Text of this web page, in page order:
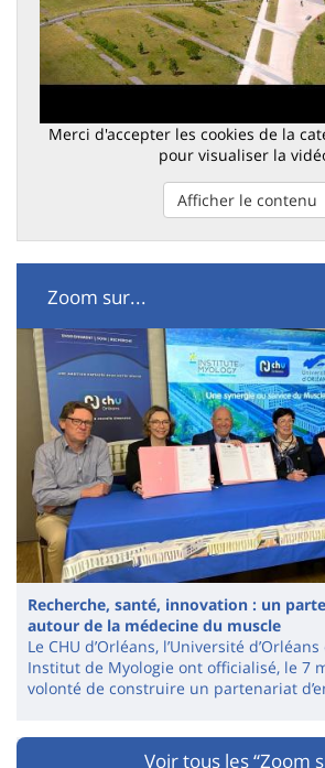
Merci d'accepter les cookies de la
pour visualiser la
Afficher le contenu
Zoom sur...
Illustration
Image
Recherche, santé, innovation : un
autour de la médecine du muscle
Le CHU d’Orléans, l’Université
Institut de Myologie ont officialisé, le 7
volonté de construire un partenariat
Voir tous les “Zoom